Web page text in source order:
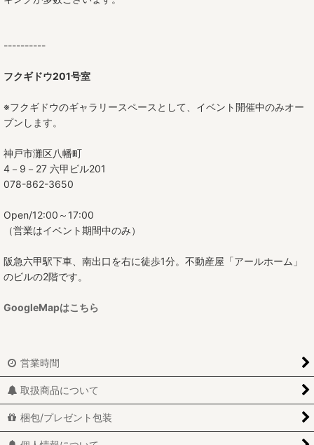
----------
フクギドウ201号室
※フクギドウのギャラリースペースとして、イベント開催中のみオー
プンします。
神戸市灘区八幡町
4－9－27 六甲ビル201
078-862-3650
Open/12:00～17:00
（営業はイベント期間中のみ）
阪急六甲駅下車、南出口を右に徒歩1分。不動産屋「アールホーム」
のビルの2階です。
GoogleMapはこちら
営業時間
取扱商品について
梱包/プレゼント包装